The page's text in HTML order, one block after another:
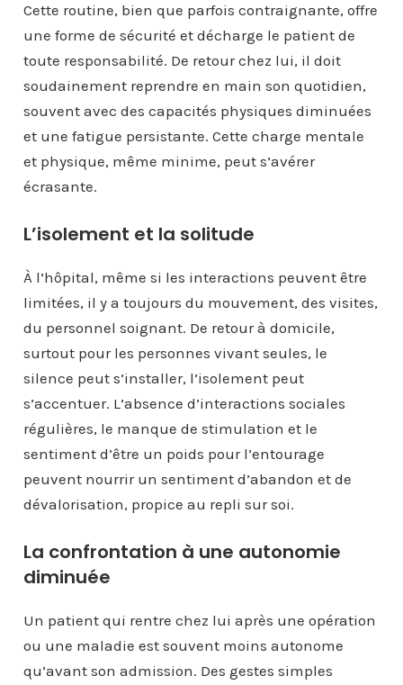
Cette routine, bien que parfois contraignante, offre
une forme de sécurité et décharge le patient de
toute responsabilité. De retour chez lui, il doit
soudainement reprendre en main son quotidien,
souvent avec des capacités physiques diminuées
et une fatigue persistante. Cette charge mentale
et physique, même minime, peut s’avérer
écrasante.
L’isolement et la solitude
À l’hôpital, même si les interactions peuvent être
limitées, il y a toujours du mouvement, des visites,
du personnel soignant. De retour à domicile,
surtout pour les personnes vivant seules, le
silence peut s’installer, l’isolement peut
s’accentuer. L’absence d’interactions sociales
régulières, le manque de stimulation et le
sentiment d’être un poids pour l’entourage
peuvent nourrir un sentiment d’abandon et de
dévalorisation, propice au repli sur soi.
La confrontation à une autonomie
diminuée
Un patient qui rentre chez lui après une opération
ou une maladie est souvent moins autonome
qu’avant son admission. Des gestes simples